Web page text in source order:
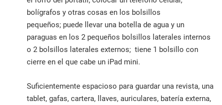
bolígrafos y otras cosas en los bolsillos
pequeños; puede llevar una botella de agua y un
paraguas en los 2 pequeños bolsillos laterales internos
o 2 bolsillos laterales externos; tiene 1 bolsillo con
cierre en el que cabe un iPad mini.
Suficientemente espacioso para guardar una revista, una
tablet, gafas, cartera, llaves, auriculares, batería externa,